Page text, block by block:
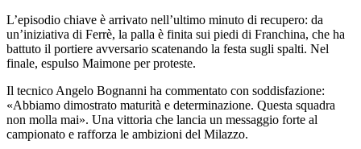
L’episodio chiave è arrivato nell’ultimo minuto di recupero: da
un’iniziativa di Ferrè, la palla è finita sui piedi di Franchina, che ha
battuto il portiere avversario scatenando la festa sugli spalti. Nel
finale, espulso Maimone per proteste.
Il tecnico Angelo Bognanni ha commentato con soddisfazione:
«Abbiamo dimostrato maturità e determinazione. Questa squadra
non molla mai». Una vittoria che lancia un messaggio forte al
campionato e rafforza le ambizioni del Milazzo.